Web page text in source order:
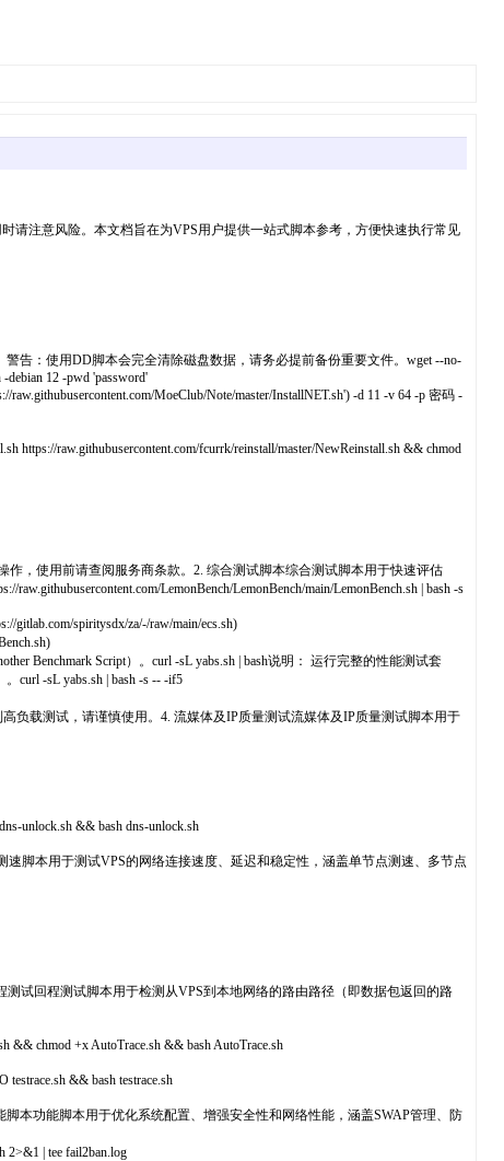
请注意风险。本文档旨在为VPS用户提供一站式脚本参考，方便快速执行常见
告：使用DD脚本会完全清除磁盘数据，请务必提前备份重要文件。wget --no-
debian 12 -pwd 'password'
MoeClub/Note/master/InstallNET.sh') -d 11 -v 64 -p 密码 -
raw.githubusercontent.com/fcurrk/reinstall/master/NewReinstall.sh && chmod
，使用前请查阅服务商条款。2. 综合测试脚本综合测试脚本用于快速评估
LemonBench/LemonBench/main/LemonBench.sh | bash -s
spiritysdx/za/-/raw/main/ecs.sh)
Benchmark Script）。curl -sL yabs.sh | bash说明： 运行完整的性能测试套
curl -sL yabs.sh | bash -s -- -if5
负载测试，请谨慎使用。4. 流媒体及IP质量测试流媒体及IP质量测试脚本用于
unlock.sh && bash dns-unlock.sh
脚本用于测试VPS的网络连接速度、延迟和稳定性，涵盖单节点测速、多节点
试回程测试脚本用于检测从VPS到本地网络的路由路径（即数据包返回的路
&& chmod +x AutoTrace.sh && bash AutoTrace.sh
&& bash testrace.sh
本功能脚本用于优化系统配置、增强安全性和网络性能，涵盖SWAP管理、防
2>&1 | tee fail2ban.log